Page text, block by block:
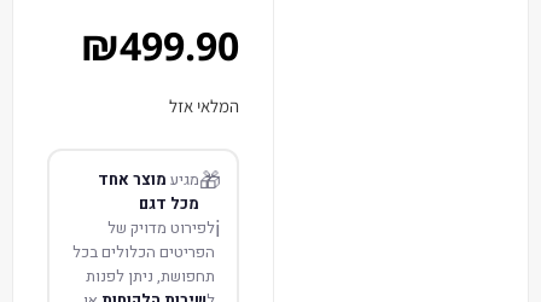
₪499.90
המלאי אזל
🎁מגיע מוצר אחד
מכל דגם
ℹ️לפירוט מדויק של
הפריטים הכלולים בכל
תחפושת, ניתן לפנות